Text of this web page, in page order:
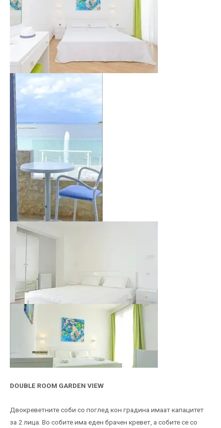
DOUBLE ROOM GARDEN VIEW
Двокреветните соби со поглед кон градина имаат капацитет
за 2 лица. Во собите има еден брачен кревет, а собите се со